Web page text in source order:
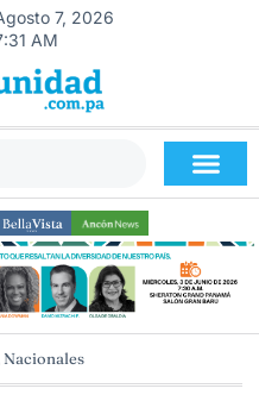
7, 2026
AM
Nacionales